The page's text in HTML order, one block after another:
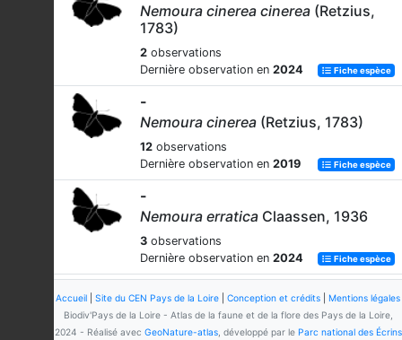
Nemoura cinerea cinerea (Retzius,
1783)
2 observations
Dernière observation en 2024 Fiche espèce
-
Nemoura cinerea (Retzius, 1783)
12 observations
Dernière observation en 2019 Fiche espèce
-
Nemoura erratica Claassen, 1936
3 observations
Dernière observation en 2024 Fiche espèce
Accueil Site du CEN Pays de la Loire Conception et crédits
Mentions légales
Biodiv'Pays de la Loire - Atlas de la faune et de la flore des Pays de la Loire,
2024 - Réalisé avec GeoNature-atlas, développé par le Parc national des Écrins